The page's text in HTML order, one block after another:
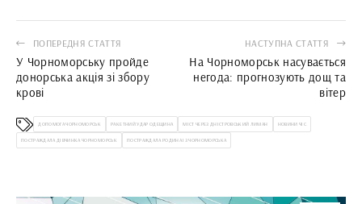
ПОПЕРЕДНЯ СТАТТЯ
У Чорноморську пройде
донорська акція зі збору
крові
НАСТУПНА СТАТТЯ
На Чорноморськ насувається
негода: прогнозують дощ та
вітер
ДОПОМОГА ЧОРНОМОРСЬК РАКЕТНИЙ УДАР ОДЕЩИНА МІСТ ЧЕРЕЗ ДНІСТРОВСЬКИЙ ЛИМАН НОВИНИ ЧІС
ПОСТРАЖДАЛА ДІВЧИНКА ЧОРНОМОРСЬК ПОСТРАЖДАЛА РОДИНА ІЗ ЧОРНОМОРСЬКА